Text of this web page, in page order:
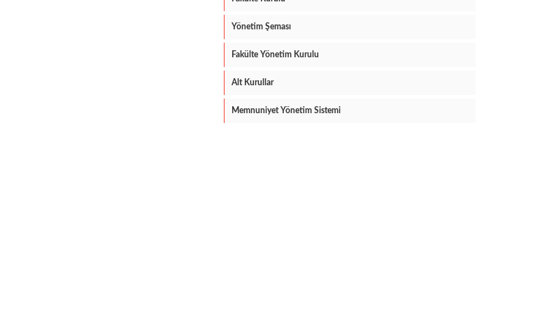
Yönetim Şeması
Fakülte Yönetim Kurulu
Alt Kurullar
Memnuniyet Yönetim Sistemi